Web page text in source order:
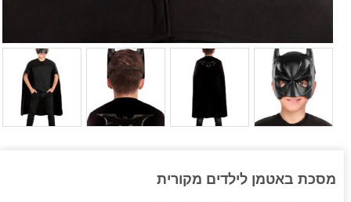
מסכת באטמן לילדים מקורית